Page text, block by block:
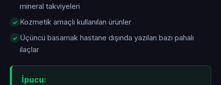
mineral takviyeleri
Kozmetik amaçlı kullanılan ürünler
Üçüncü basamak hastane dışında yazılan bazı pahalı
ilaçlar
İpucu: